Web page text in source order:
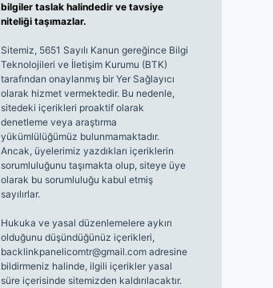
bilgiler taslak halindedir ve tavsiye
niteliği taşımazlar.
Sitemiz, 5651 Sayılı Kanun gereğince Bilgi
Teknolojileri ve İletişim Kurumu (BTK)
tarafından onaylanmış bir Yer Sağlayıcı
olarak hizmet vermektedir. Bu nedenle,
sitedeki içerikleri proaktif olarak
denetleme veya araştırma
yükümlülüğümüz bulunmamaktadır.
Ancak, üyelerimiz yazdıkları içeriklerin
sorumluluğunu taşımakta olup, siteye üye
olarak bu sorumluluğu kabul etmiş
sayılırlar.
Hukuka ve yasal düzenlemelere aykırı
olduğunu düşündüğünüz içerikleri,
backlinkpanelicomtr@gmail.comadresine
bildirmeniz halinde, ilgili içerikler yasal
süre içerisinde sitemizden kaldırılacaktır.